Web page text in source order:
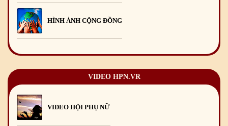
Mừng Xuân Giáp Thìn 2024 09/02
HÌNH ẢNH CỘNG ĐỒNG
VIDEO HPN.VR
VIDEO HỘI PHỤ NỮ